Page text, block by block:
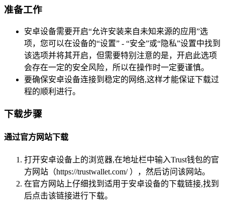
准备工作
安卓设备需要开启“允许安装来自未知来源的应用”选
项，您可以在设备的“设置” - “安全”或“隐私”设置中找到
该选项并将其开启，但需要特别注意的是，开启此选项
会存在一定的安全风险，所以在操作时一定要谨慎。
要确保安卓设备连接到稳定的网络,这样才能保证下载过
程的顺利进行。
下载步骤
通过官方网站下载
打开安卓设备上的浏览器,在地址栏中输入Trust钱包的官
方网站（https://trustwallet.com/ ），然后访问该网站。
在官方网站上仔细找到适用于安卓设备的下载链接,找到
后点击该链接进行下载。